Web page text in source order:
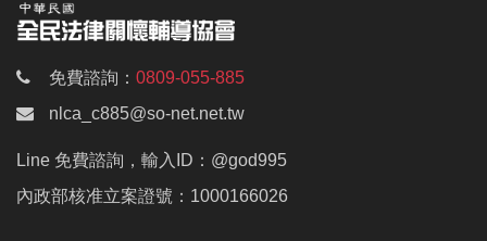
免費諮詢： 0809-055-885
nlca_c885@so-net.net.tw
Line 免費諮詢，輸入ID：@god995
內政部核准立案證號：1000166026